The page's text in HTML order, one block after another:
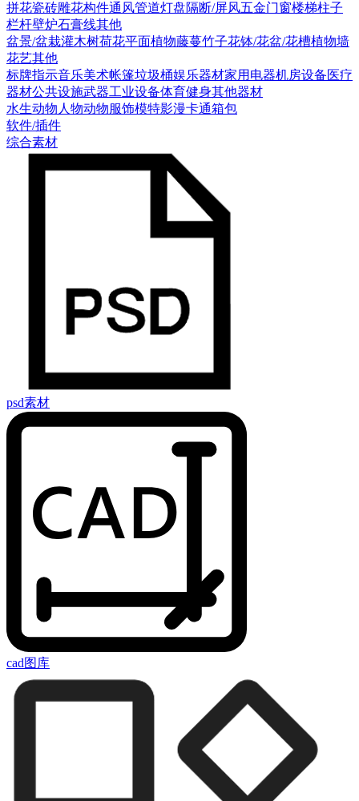
拼花瓷砖雕花构件通风管道灯盘隔断/屏风五金门窗楼梯柱子
栏杆壁炉石膏线其他
盆景/盆栽灌木树荷花平面植物藤蔓竹子花钵/花盆/花槽植物墙
花艺其他
标牌指示音乐美术帐篷垃圾桶娱乐器材家用电器机房设备医疗
器材公共设施武器工业设备体育健身其他器材
水生动物 人物动物服饰模特影漫卡通箱包
软件/插件
综合素材
psd素材
cad图库